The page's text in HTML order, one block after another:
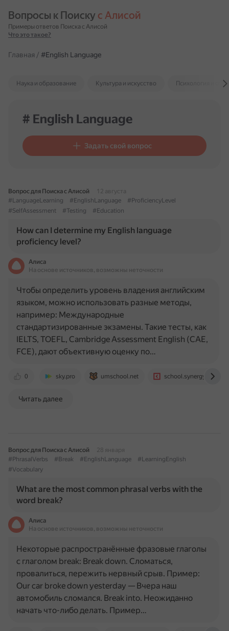
Вопросы к Поиску с Алисой
Примеры ответов Поиска с Алисой
Что это такое?
Главная / #English Language
Наука и образование Культура и искусство Психология и
# English Language
Задать свой вопрос
Вопрос для Поиска с Алисой
12 августа
#LanguageLearning
#EnglishLanguage
#ProficiencyLevel
#SelfAssessment
#Testing #Education
How can I determine my English language
proficiency level?
Алиса
На основе источников, возможны неточности
0 sky.pro umschool.net school.synergy.ru
Чтобы определить уровень владения английским
языком, можно использовать разные методы,
например: Международные
стандартизированные экзамены. Такие тесты, как
IELTS, TOEFL, Cambridge Assessment English (CAE,
FCE), дают объективную оценку по…
Читать далее
Вопрос для Поиска с Алисой
28 января
#PhrasalVerbs
#Break #EnglishLanguage
#LearningEnglish
#Vocabulary
What are the most common phrasal verbs with the
word break?
Алиса
На основе источников, возможны неточности
Некоторые распространённые фразовые глаголы
с глаголом break: Break down. Сломаться,
провалиться, пережить нервный срыв. Пример:
Our car broke down yesterday — Вчера наш
автомобиль сломался. Break into. Неожиданно
начать что-либо делать. Пример…